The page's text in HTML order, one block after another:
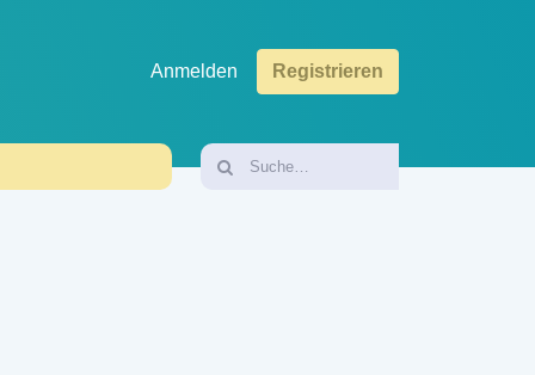
Anmelden Registrieren